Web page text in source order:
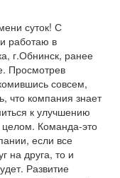
суток! С
работаю в
г.Обнинск, ранее
Просмотрев
совсем,
что компания знает
к улучшению
целом. Команда-это
если все
на друга, то и
Развитие